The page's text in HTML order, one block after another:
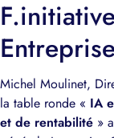
Michel Moulinet,
la table ronde « IA
et de rentabilité »